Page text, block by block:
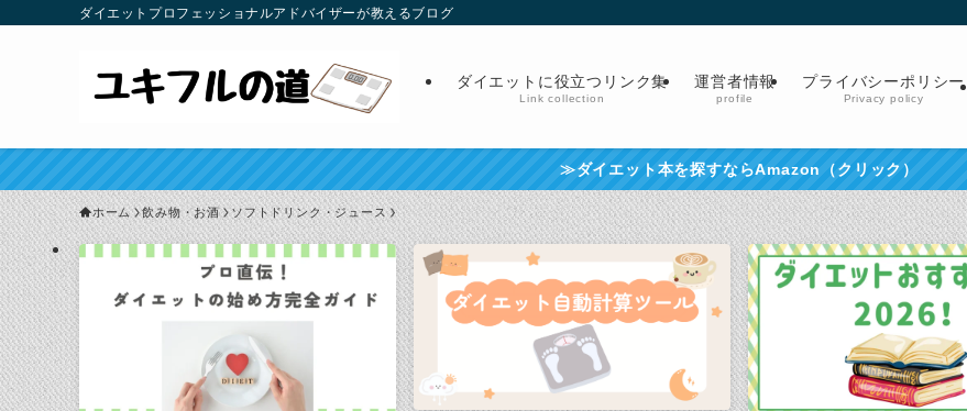
ダイエットプロフェッショナルアドバイザーが教えるブログ
ダイエットに役立つリンク集
Link collection
運営者情報
profile
プライバシーポリシー
Privacy policy
≫ダイエット本を探すならAmazon（クリック）
ホーム 飲み物・お酒 ソフトドリンク・ジュース